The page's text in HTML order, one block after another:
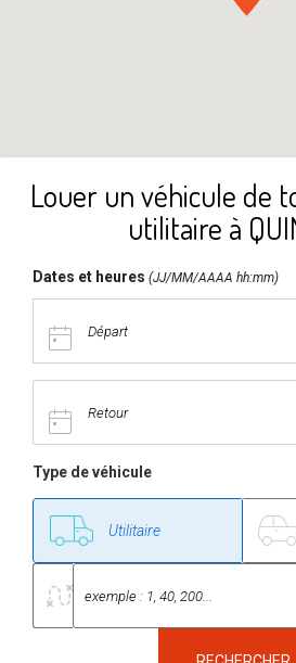
Louer un véhicule de
utilitaire à
Dates et heures (JJ/MM/AAAA hh:mm)
Type de véhicule